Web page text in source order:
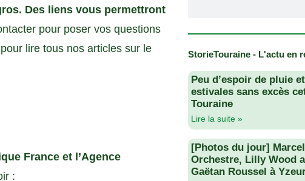
Des liens vous permettront
pour poser vos questions
pour lire tous nos articles sur le
France et l’Agence
:
StorieTouraine - L'actu en
Peu d’espoir de pluie
estivales sans excès
Touraine
Lire la suite »
[Photos du jour]
Orchestre, Lilly Wood
Gaëtan Roussel à